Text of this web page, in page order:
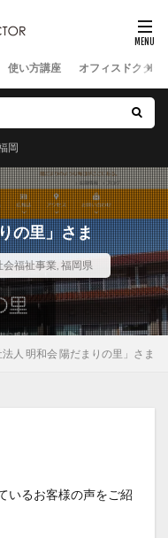
使い方講座 オフィスドクター
岡
の里」さま
会福祉事業, 福岡県
法人 明和会 陽だまりの里」さま
いるお客様の声をご紹